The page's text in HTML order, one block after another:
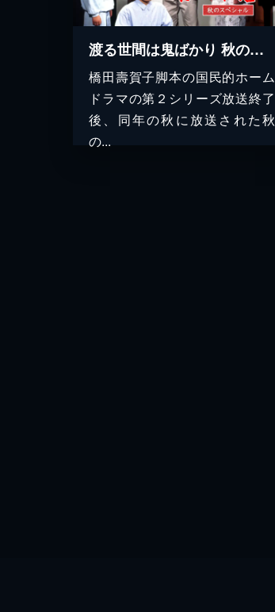
渡る世間は鬼ばかり 秋のスペシャル(橋田壽賀子ドラマ)
橋田壽賀子脚本の国民的ホーム
ドラマの第２シリーズ放送終了
後、同年の秋に放送された秋
の...